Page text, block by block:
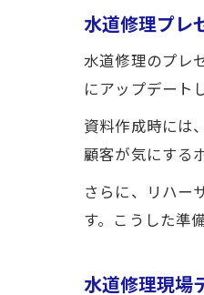
水道修理プレ
水道修理のプレ
にアップデート
資料作成時には
顧客が気にする
さらに、リハー
す。こうした準
水道修理現場